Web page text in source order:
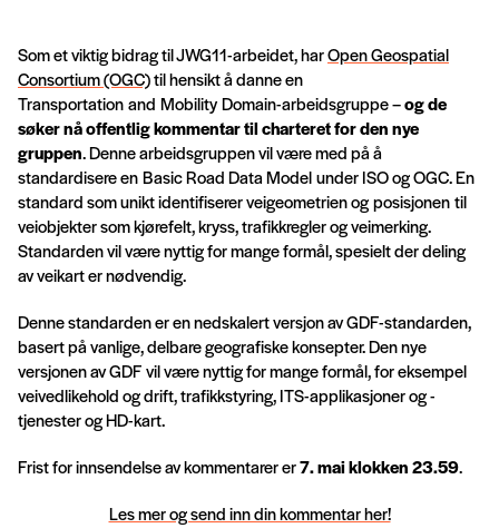
Som et viktig bidrag til JWG11-arbeidet, harOpen Geospatial
Consortium (OGC)til hensikt å danne en
Transportation and Mobility Domain-arbeidsgruppe –ogde
søker nå offentlig kommentar til charteret for den nye
gruppen. Denne arbeidsgruppen vil være med på å
standardisere en Basic Road Data Model under ISO og OGC. En
standard som unikt identifiserer veigeometrien og posisjonen til
veiobjekter som kjørefelt, kryss, trafikkregler og veimerking.
Standarden vil være nyttig for mange formål, spesielt der deling
av veikart er nødvendig.
Denne standarden er en nedskalert versjon av GDF-standarden,
basert på vanlige, delbare geografiske konsepter. Den nye
versjonen av GDF vil være nyttig for mange formål, for eksempel
veivedlikehold og drift, trafikkstyring, ITS-applikasjoner og -
tjenester og HD-kart.
Frist for innsendelse av kommentarer er7. mai klokken 23.59.
Les mer og send inn din kommentar her!